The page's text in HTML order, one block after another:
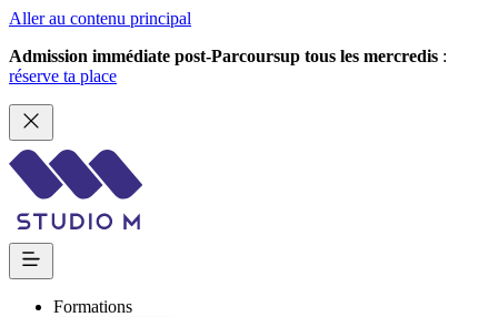
Aller au contenu principal
Admission immédiate post-Parcoursup tous les mercredis :
réserve ta place
Formations